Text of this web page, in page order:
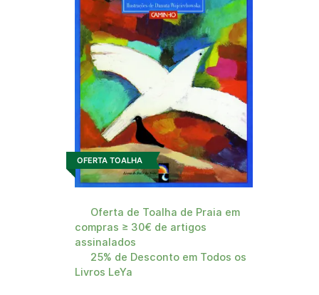
OFERTA TOALHA
Oferta de Toalha de Praia em
compras ≥ 30€ de artigos
assinalados
25% de Desconto em Todos os
Livros LeYa